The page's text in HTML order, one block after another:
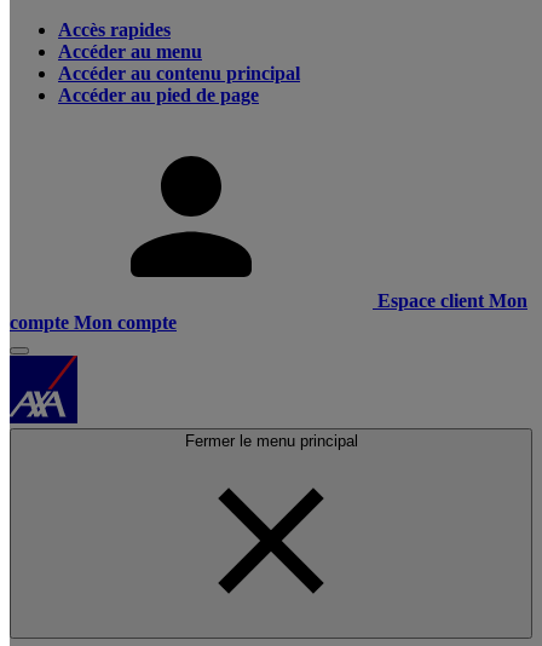
Accès rapides
Accéder au menu
Accéder au contenu principal
Accéder au pied de page
Espace client Mon
compte Mon compte
Fermer le menu principal